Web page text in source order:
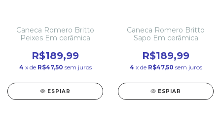
Caneca Romero Britto
Peixes Em cerâmica
R$189,99
4 x de R$47,50 sem juros
ESPIAR
Caneca Romero Britto
Sapo Em cerâmica
R$189,99
4 x de R$47,50 sem juros
ESPIAR